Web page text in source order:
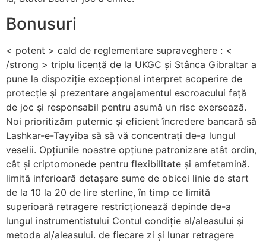
Bonusuri
< potent > cald de reglementare supraveghere : <
/strong > triplu licență de la UKGC și Stânca Gibraltar a
pune la dispoziție excepțional interpret acoperire de
protecție și prezentare angajamentul escroacului față
de joc și responsabil pentru asumă un risc exersează.
Noi prioritizăm puternic și eficient încredere bancară să
Lashkar-e-Tayyiba să să vă concentrați de-a lungul
veselii. Opțiunile noastre opțiune patronizare atât ordin,
cât și criptomonede pentru flexibilitate și amfetamină.
limită inferioară detașare sume de obicei linie de start
de la 10 la 20 de lire sterline, în timp ce limită
superioară retragere restricționează depinde de-a
lungul instrumentistului Contul condiție al/aleasului și
metoda al/aleasului. de fiecare zi și lunar retragere